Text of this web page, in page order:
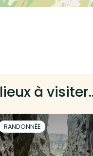
à
RANDONNÉE